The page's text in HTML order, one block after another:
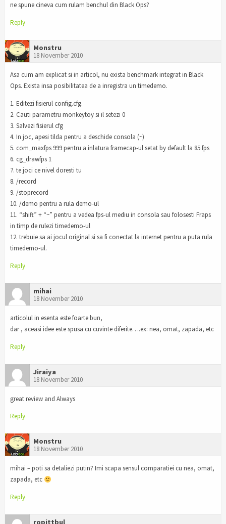
ne spune cineva cum rulam benchul din Black Ops?
Reply
Monstru
18 November 2010
Asa cum am explicat si in articol, nu exista benchmark integrat in Black
Ops. Exista insa posibilitatea de a inregistra un timedemo.
1. Editezi fisierul config.cfg.
2. Cauti parametru monkeytoy si il setezi 0
3. Salvezi fisierul cfg
4. In joc, apesi tilda pentru a deschide consola (~)
5. com_maxfps 999 pentru a inlatura framecap-ul setat by default la 85 fps
6. cg_drawfps 1
7. te joci ce nivel doresti tu
8. /record
9. /stoprecord
10. /demo pentru a rula demo-ul
11. “shift” + “~” pentru a vedea fps-ul mediu in consola sau folosesti Fraps
in timp de rulezi timedemo-ul
12. trebuie sa ai jocul original si sa fi conectat la internet pentru a puta rula
timedemo-ul.
Reply
mihai
18 November 2010
articolul in esenta este foarte bun,
dar , aceasi idee este spusa cu cuvinte diferite….ex: nea, omat, zapada, etc
Reply
Jiraiya
18 November 2010
great review and Always
Reply
Monstru
18 November 2010
mihai – poti sa detaliezi putin? Imi scapa sensul comparatiei cu nea, omat,
zapada, etc
Reply
ropittbul